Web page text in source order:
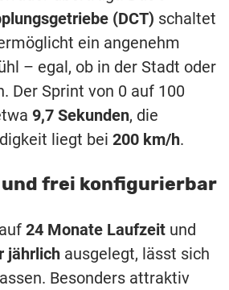
(DCT) schaltet
ein angenehm
– egal, ob in der Stadt oder
Der Sprint von 0 auf 100
9,7 Sekunden, die
liegt bei 200 km/h.
frei konfigurierbar
24 Monate Laufzeit und
jährlich ausgelegt, lässt sich
Besonders attraktiv